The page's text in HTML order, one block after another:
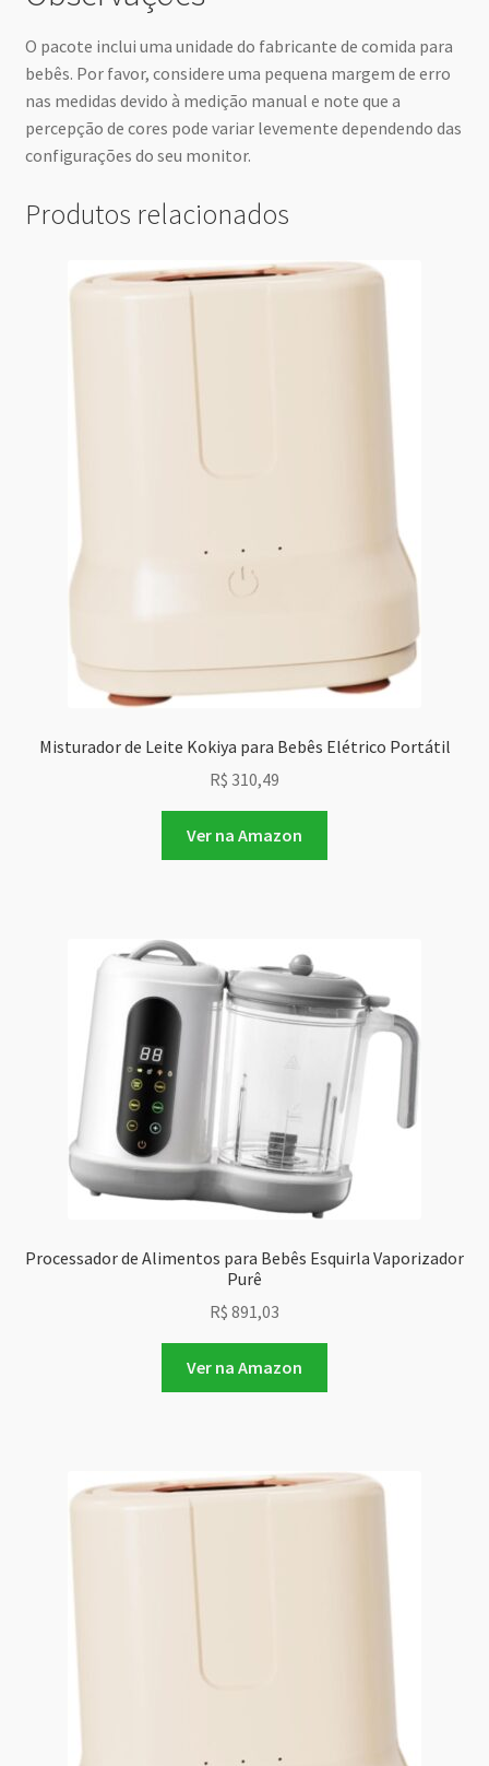
O pacote inclui uma unidade do fabricante de comida para
bebês. Por favor, considere uma pequena margem de erro
nas medidas devido à medição manual e note que a
percepção de cores pode variar levemente dependendo das
configurações do seu monitor.
Produtos relacionados
Misturador de Leite Kokiya para Bebês Elétrico Portátil
R$ 310,49
Ver na Amazon
Processador de Alimentos para Bebês Esquirla Vaporizador
Purê
R$ 891,03
Ver na Amazon